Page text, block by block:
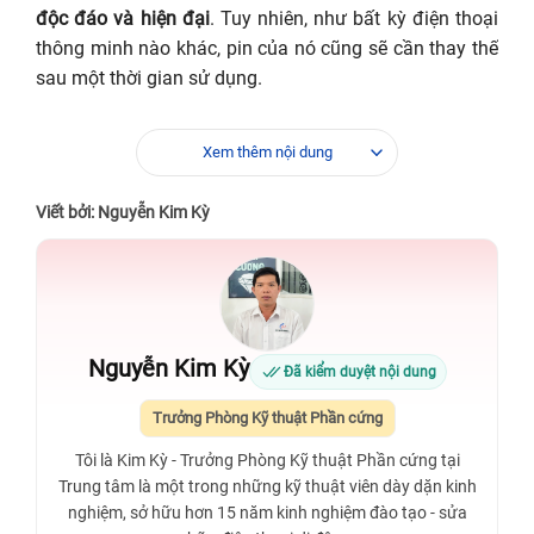
độc đáo và hiện đại. Tuy nhiên, như bất kỳ điện thoại
thông minh nào khác, pin của nó cũng sẽ cần thay thế
sau một thời gian sử dụng.
Dấu hiệu thông báo bạn cần thay pin Thay pin Samsung
Galaxy Z Flip F700
Khi sử dụng điện thoại di động Samsung Galaxy Z Flip
Xem thêm nội dung
Viết bởi: Nguyễn Kim Kỳ
Nguyễn Kim Kỳ Đã kiểm duyệt nội dung
Trưởng Phòng Kỹ thuật Phần cứng
Tôi là Kim Kỳ - Trưởng Phòng Kỹ thuật Phần cứng tại
Trung tâm là một trong những kỹ thuật viên dày dặn kinh
nghiệm, sở hữu hơn 15 năm kinh nghiệm đào tạo - sửa